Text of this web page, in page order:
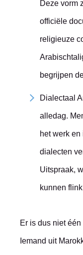
Deze vorm
officiële
religieuze
begrijpen
Dialectaal
alledag.
het werk
dialecten
Uitspraak,
kunnen
Er is dus niet
Iemand uit